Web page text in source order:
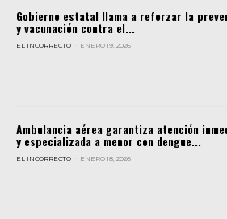
Gobierno estatal llama a reforzar la
y vacunación contra el...
EL INCORRECTO ENERO 19, 2026
Ambulancia aérea garantiza atención
y especializada a menor con dengue...
EL INCORRECTO ENERO 18, 2026